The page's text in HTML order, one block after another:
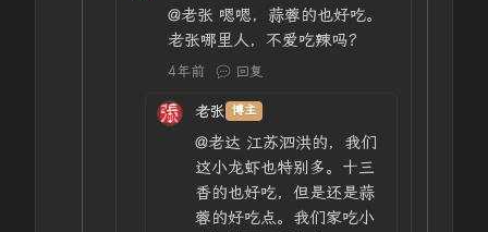
@老张 嗯嗯，蒜蓉的也好吃。
老张哪里人，不爱吃辣吗？
4年前 回复
老张 博主
@老达 江苏泗洪的，我们
这小龙虾也特别多。十三
香的也好吃，但是还是蒜
蓉的好吃点。我们家吃小